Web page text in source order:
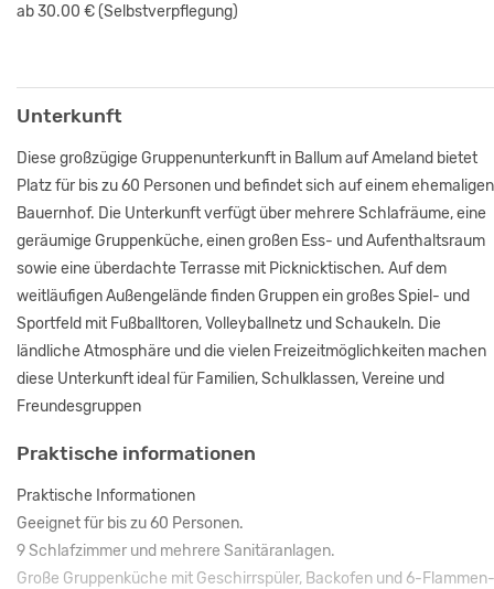
ab 30.00 €(Selbstverpflegung)
Unterkunft
Diese großzügige Gruppenunterkunft in Ballum auf Ameland bietet
Platz für bis zu 60 Personen und befindet sich auf einem ehemaligen
Bauernhof. Die Unterkunft verfügt über mehrere Schlafräume, eine
geräumige Gruppenküche, einen großen Ess- und Aufenthaltsraum
sowie eine überdachte Terrasse mit Picknicktischen. Auf dem
weitläufigen Außengelände finden Gruppen ein großes Spiel- und
Sportfeld mit Fußballtoren, Volleyballnetz und Schaukeln. Die
ländliche Atmosphäre und die vielen Freizeitmöglichkeiten machen
diese Unterkunft ideal für Familien, Schulklassen, Vereine und
Freundesgruppen
Praktische informationen
Praktische Informationen
Geeignet für bis zu 60 Personen.
9 Schlafzimmer und mehrere Sanitäranlagen.
Große Gruppenküche mit Geschirrspüler, Backofen und 6-Flammen-